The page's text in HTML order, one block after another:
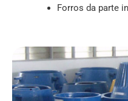
Forros da parte